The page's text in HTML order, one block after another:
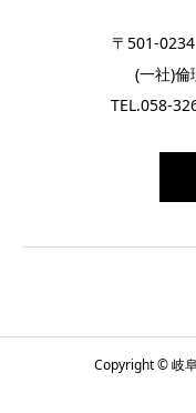
〒501-
(一社)倫
TEL.058-
Copyright © 岐
お電話